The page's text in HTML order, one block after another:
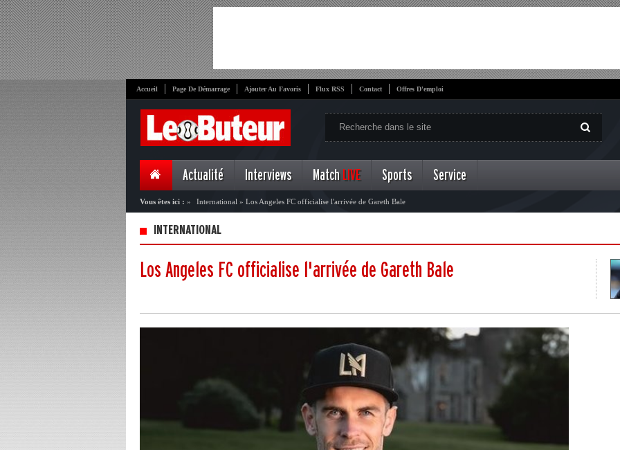
Accueil Page De Démarrage Ajouter Au Favoris Flux RSS Contact Offres D'emploi
Actualité Interviews Match LIVE Sports Service
Vous êtes ici : » International » Los Angeles FC officialise l'arrivée de Gareth Bale
INTERNATIONAL
Los Angeles FC officialise l'arrivée de Gareth Bale